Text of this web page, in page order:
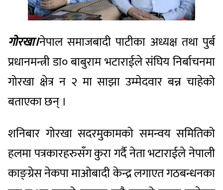
गोरखा।नेपाल समाजबादी पाटीका अध्यक्ष तथा पुर्ब
प्रधानमन्त्री डा० बाबुराम भटाराईले संघिय निर्बाचनमा
गोरखा क्षेत्र न २ मा साझा उम्मेदवार बन्न चाहेको
बताएका छन् ।
शनिबार गोरखा सदरमुकामको समन्वय समितिको
हलमा पत्रकारहरुसँग कुरा गर्दै नेता भटाराईले नेपाली
काङ्ग्रेस नेकपा माओबादी केन्द्र लगाएत गठबन्धनका